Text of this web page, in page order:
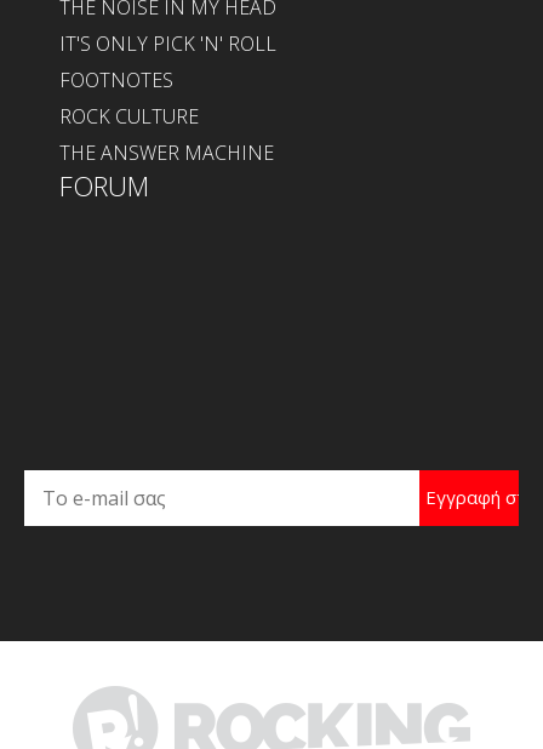
THE NOISE IN MY HEAD
IT'S ONLY PICK 'N' ROLL
FOOTNOTES
ROCK CULTURE
THE ANSWER MACHINE
FORUM